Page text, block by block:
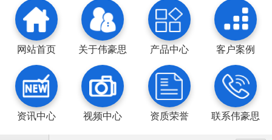
网站首页 关于伟豪思 产品中心 客户案例
资讯中心 视频中心 资质荣誉 联系伟豪思